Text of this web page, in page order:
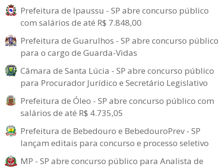
Prefeitura de Ipaussu - SP abre concurso público
com salários de até R$ 7.848,00
Prefeitura de Guarulhos - SP abre concurso público
para o cargo de Guarda-Vidas
Câmara de Santa Lúcia - SP abre concurso público
para Procurador Jurídico e Secretário Legislativo
Prefeitura de Óleo - SP abre concurso público com
salários de até R$ 4.735,05
Prefeitura de Bebedouro e BebedouroPrev - SP
lançam editais para concurso e processo seletivo
MP - SP abre concurso público para Analista de